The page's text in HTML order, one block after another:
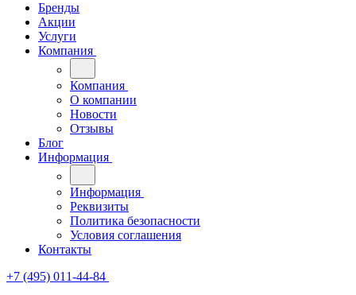
Бренды
Акции
Услуги
Компания
Компания
О компании
Новости
Отзывы
Блог
Информация
Информация
Реквизиты
Политика безопасности
Условия соглашения
Контакты
+7 (495) 011-44-84